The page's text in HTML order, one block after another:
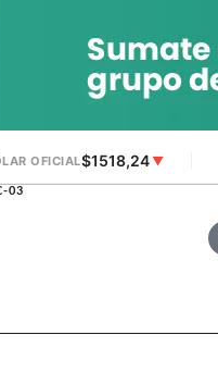
OFICIAL$1518,24▼
03